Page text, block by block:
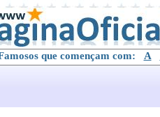
que començam com: A